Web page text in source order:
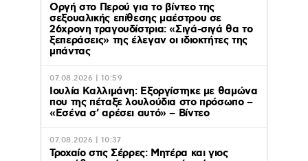
Οργή στο Περού για το βίντεο της
σεξουαλικής επίθεσης μαέστρου σε
26χρονη τραγουδίστρια: «Σιγά-σιγά θα το
ξεπεράσεις» της έλεγαν οι ιδιοκτήτες της
μπάντας
07.08.2026 | 10:59
Ιουλία Καλλιμάνη: Εξοργίστηκε με θαμώνα
που της πέταξε λουλούδια στο πρόσωπο –
«Εσένα σ’ αρέσει αυτό» – Βίντεο
07.08.2026 | 10:37
Τροχαίο στις Σέρρες: Μητέρα και γιος